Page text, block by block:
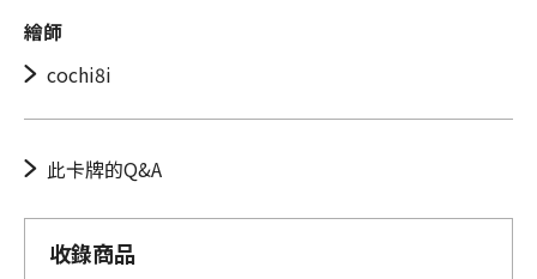
繪師
cochi8i
此卡牌的Q&A
收錄商品